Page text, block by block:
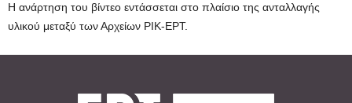
Η ανάρτηση του βίντεο εντάσσεται στο πλαίσιο της ανταλλαγής
υλικού μεταξύ των Αρχείων ΡΙΚ-ΕΡΤ.